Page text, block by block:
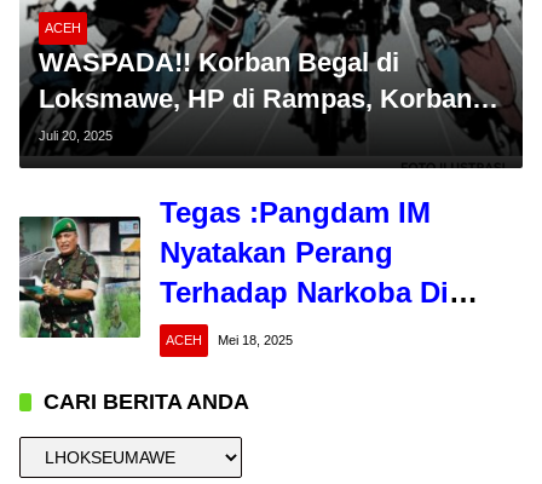
ACEH
WASPADA!! Korban Begal di
Loksmawe, HP di Rampas, Korban
Alami Luka di Mata Akibat Pukulan
Juli 20, 2025
Tegas :Pangdam IM
Nyatakan Perang
Terhadap Narkoba Di
Aceh
ACEH Mei 18, 2025
CARI BERITA ANDA
CARI
BERITA